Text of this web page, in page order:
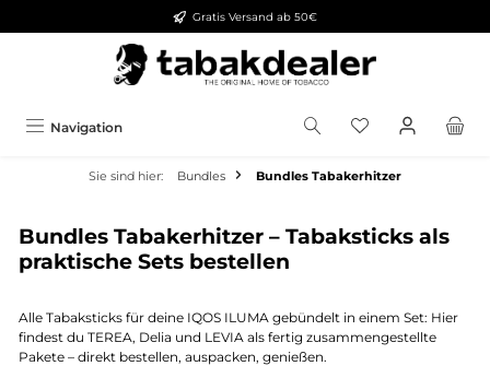
Gratis Versand ab 50€
Navigation
Sie sind hier: Bundles Bundles Tabakerhitzer
Bundles Tabakerhitzer – Tabaksticks als
praktische Sets bestellen
Alle Tabaksticks für deine IQOS ILUMA gebündelt in einem Set: Hier
findest du TEREA, Delia und LEVIA als fertig zusammengestellte
Pakete – direkt bestellen, auspacken, genießen.